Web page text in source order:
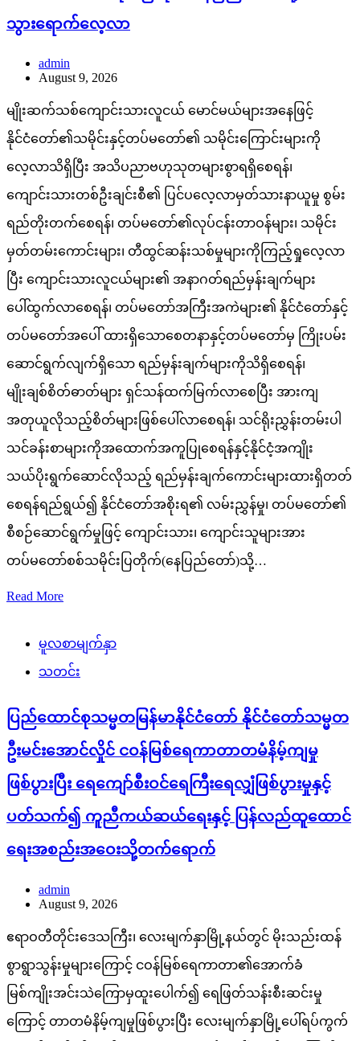
သွားရောက်လေ့လာ
admin
August 9, 2026
မျိုးဆက်သစ်ကျောင်းသားလူငယ် မောင်မယ်များအနေဖြင့်
နိုင်ငံတော်၏သမိုင်းနှင့်တပ်မတော်၏ သမိုင်းကြောင်းများကို
လေ့လာသိရှိပြီး အသိပညာဗဟုသုတများစွာရရှိစေရန်၊
ကျောင်းသားတစ်ဦးချင်းစီ၏ ပြင်ပလေ့လာမှတ်သားနာယူမှု စွမ်း
ရည်တိုးတက်စေရန်၊ တပ်မတော်၏လုပ်ငန်းတာဝန်များ၊ သမိုင်း
မှတ်တမ်းကောင်းများ၊ တီထွင်ဆန်းသစ်မှုများကိုကြည့်ရှုလေ့လာ
ပြီး ကျောင်းသားလူငယ်များ၏ အနာဂတ်ရည်မှန်းချက်များ
ပေါ်ထွက်လာစေရန်၊ တပ်မတော်အကြီးအကဲများ၏ နိုင်ငံတော်နှင့်
တပ်မတော်အပေါ် ထားရှိသောစေတနာနှင့်တပ်မတော်မှ ကြိုးပမ်း
ဆောင်ရွက်လျက်ရှိသော ရည်မှန်းချက်များကိုသိရှိစေရန်၊
မျိုးချစ်စိတ်ဓာတ်များ ရှင်သန်ထက်မြက်လာစေပြီး အားကျ
အတုယူလိုသည့်စိတ်များဖြစ်ပေါ်လာစေရန်၊ သင်ရိုးညွှန်းတမ်းပါ
သင်ခန်းစာများကိုအထောက်အကူပြုစေရန်နှင့်နိုင်ငံ့အကျိုး
သယ်ပိုးရွက်ဆောင်လိုသည့် ရည်မှန်းချက်ကောင်းများထားရှိတတ်
စေရန်ရည်ရွယ်၍ နိုင်ငံတော်အစိုးရ၏ လမ်းညွှန်မှု၊ တပ်မတော်၏
စီစဉ်ဆောင်ရွက်မှုဖြင့် ကျောင်းသား၊ ကျောင်းသူများအား
တပ်မတော်စစ်သမိုင်းပြတိုက်(နေပြည်တော်)သို့…
Read More
မူလစာမျက်နှာ
သတင်း
ပြည်ထောင်စုသမ္မတမြန်မာနိုင်ငံတော် နိုင်ငံတော်သမ္မတ
ဦးမင်းအောင်လှိုင် ငဝန်မြစ်ရေကာတာတမံနိမ့်ကျမှု
ဖြစ်ပွားပြီး ရေကျော်စီးဝင်ရေကြီးရေလျှံဖြစ်ပွားမှုနှင့်
ပတ်သက်၍ ကူညီကယ်ဆယ်ရေးနှင့် ပြန်လည်ထူထောင်
ရေးအစည်းအဝေးသို့တက်ရောက်
admin
August 9, 2026
ဧရာဝတီတိုင်းဒေသကြီး၊ လေးမျက်နှာမြို့နယ်တွင် မိုးသည်းထန်
စွာရွာသွန်းမှုများကြောင့် ငဝန်မြစ်ရေကာတာ၏အောက်ခံ
မြစ်ကျိုးအင်းသဲကြောမှထူးပေါက်၍ ရေဖြတ်သန်းစီးဆင်းမှု
ကြောင့် တာတမံနိမ့်ကျမှုဖြစ်ပွားပြီး လေးမျက်နှာမြို့ပေါ်ရပ်ကွက်